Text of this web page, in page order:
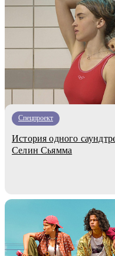
Спецпроект
История одного
Селин Сьямма